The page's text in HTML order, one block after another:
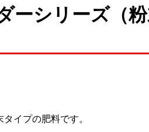
ーシリーズ（粉
イプの肥料です。